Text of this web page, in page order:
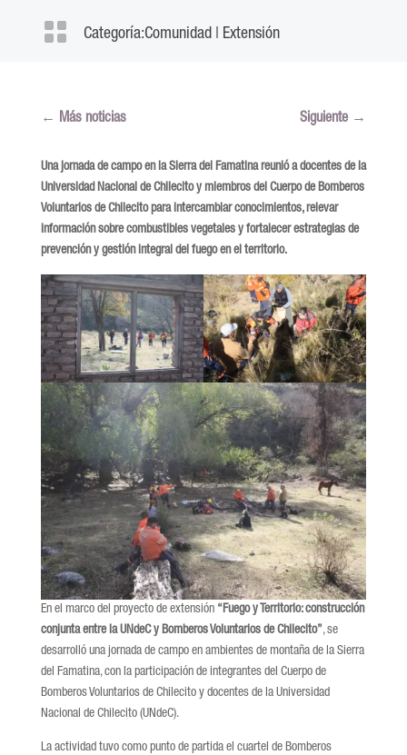
 Categoría:Comunidad Extensión
← Más noticias Siguiente →
Una jornada de campo en la Sierra del Famatina reunió a docentes de la
Universidad Nacional de Chilecito y miembros del Cuerpo de Bomberos
Voluntarios de Chilecito para intercambiar conocimientos, relevar
información sobre combustibles vegetales y fortalecer estrategias de
prevención y gestión integral del fuego en el territorio.
En el marco del proyecto de extensión “Fuego y Territorio: construcción
conjunta entre la UNdeC y Bomberos Voluntarios de Chilecito”, se
desarrolló una jornada de campo en ambientes de montaña de la Sierra
del Famatina, con la participación de integrantes del Cuerpo de
Bomberos Voluntarios de Chilecito y docentes de la Universidad
Nacional de Chilecito (UNdeC).
La actividad tuvo como punto de partida el cuartel de Bomberos